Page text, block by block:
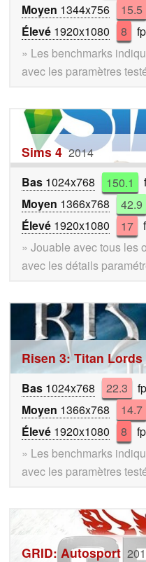
Moyen 1344x756 15.5
Élevé 1920x1080 8
» Les benchmarks
avec les paramètres
Sims 4 2014
Bas 1024x768 150.1
Moyen 1366x768 42.9
Élevé 1920x1080 17
» Jouable avec tous les
avec les détails
Risen 3: Titan Lords
Bas 1024x768 22.3
Moyen 1366x768 14.7
Élevé 1920x1080 8
» Les benchmarks
avec les paramètres
GRID: Autosport